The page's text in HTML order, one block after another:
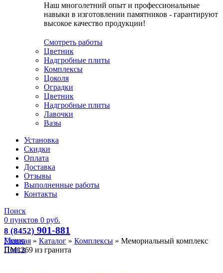
Наш многолетний опыт и профессиональные
навыки в изготовлении памятников - гарантируют
высокое качество продукции!
Смотреть работы
Цветник
Надгробные плиты
Комплексы
Цоколя
Оградки
Цветник
Надгробные плиты
Лавочки
Вазы
Установка
Скидки
Оплата
Доставка
Отзывы
Выполненные работы
Контакты
Поиск
0 пунктов 0 руб.
8 (8452) 901-881
Меню
Поиск
Главная » Каталог » Комплексы » Мемориальный комплекс
ПМ1269 из гранита